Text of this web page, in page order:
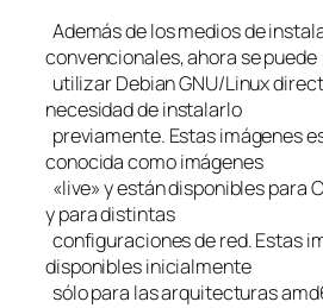
Además de los medios de
convencionales, ahora se puede
utilizar Debian GNU/Linux
necesidad de instalarlo
previamente. Estas imágenes
conocida como imágenes
«live» y están disponibles para
y para distintas
configuraciones de red. Estas
disponibles inicialmente
sólo para las arquitecturas